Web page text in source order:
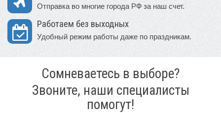
Отправка во многие города РФ за наш счет.
Работаем без выходных
Удобный режим работы даже по праздникам.
Сомневаетесь в выборе?
Звоните, наши специалисты
помогут!